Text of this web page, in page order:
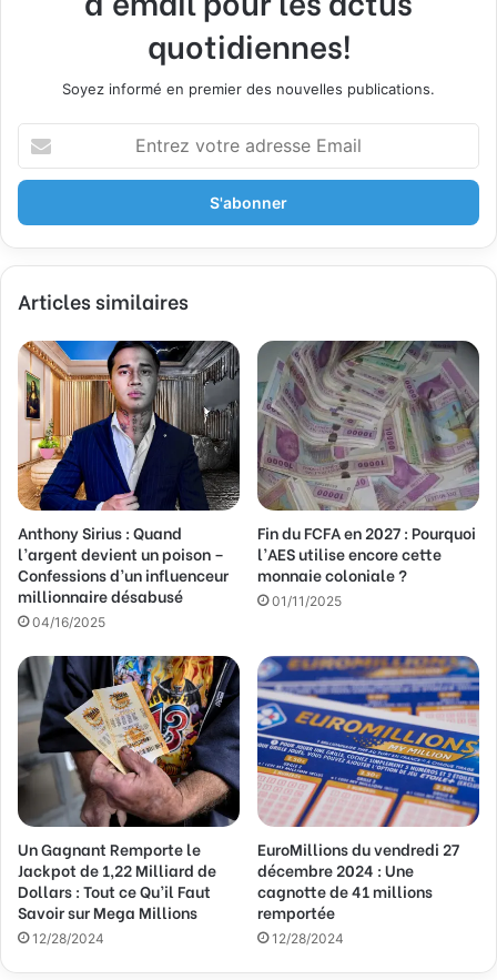
quotidiennes!
Soyez informé en premier des nouvelles publications.
Entrez
votre
adresse
Articles similaires
Anthony Sirius : Quand
l’argent devient un poison –
Confessions d’un influenceur
millionnaire désabusé
04/16/2025
Fin du FCFA en 2027 : Pourquoi
l’AES utilise encore cette
monnaie coloniale ?
01/11/2025
Un Gagnant Remporte le
Jackpot de 1,22 Milliard de
Dollars : Tout ce Qu’il Faut
Savoir sur Mega Millions
12/28/2024
EuroMillions du vendredi 27
décembre 2024 : Une
cagnotte de 41 millions
remportée
12/28/2024